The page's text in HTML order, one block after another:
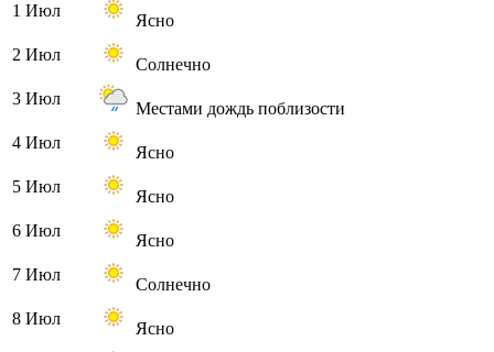
1 Июл
Ясно
2 Июл
Солнечно
3 Июл
Местами дождь поблизости
4 Июл
Ясно
5 Июл
Ясно
6 Июл
Ясно
7 Июл
Солнечно
8 Июл
Ясно